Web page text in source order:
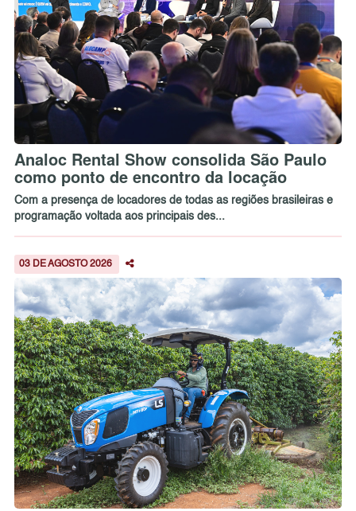
Analoc Rental Show consolida São Paulo
como ponto de encontro da locação
Com a presença de locadores de todas as regiões brasileiras e
programação voltada aos principais des...
03 DE AGOSTO 2026